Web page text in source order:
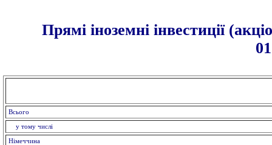
Прямі іноземні інвестиції
Всього
у тому числі
Німеччина